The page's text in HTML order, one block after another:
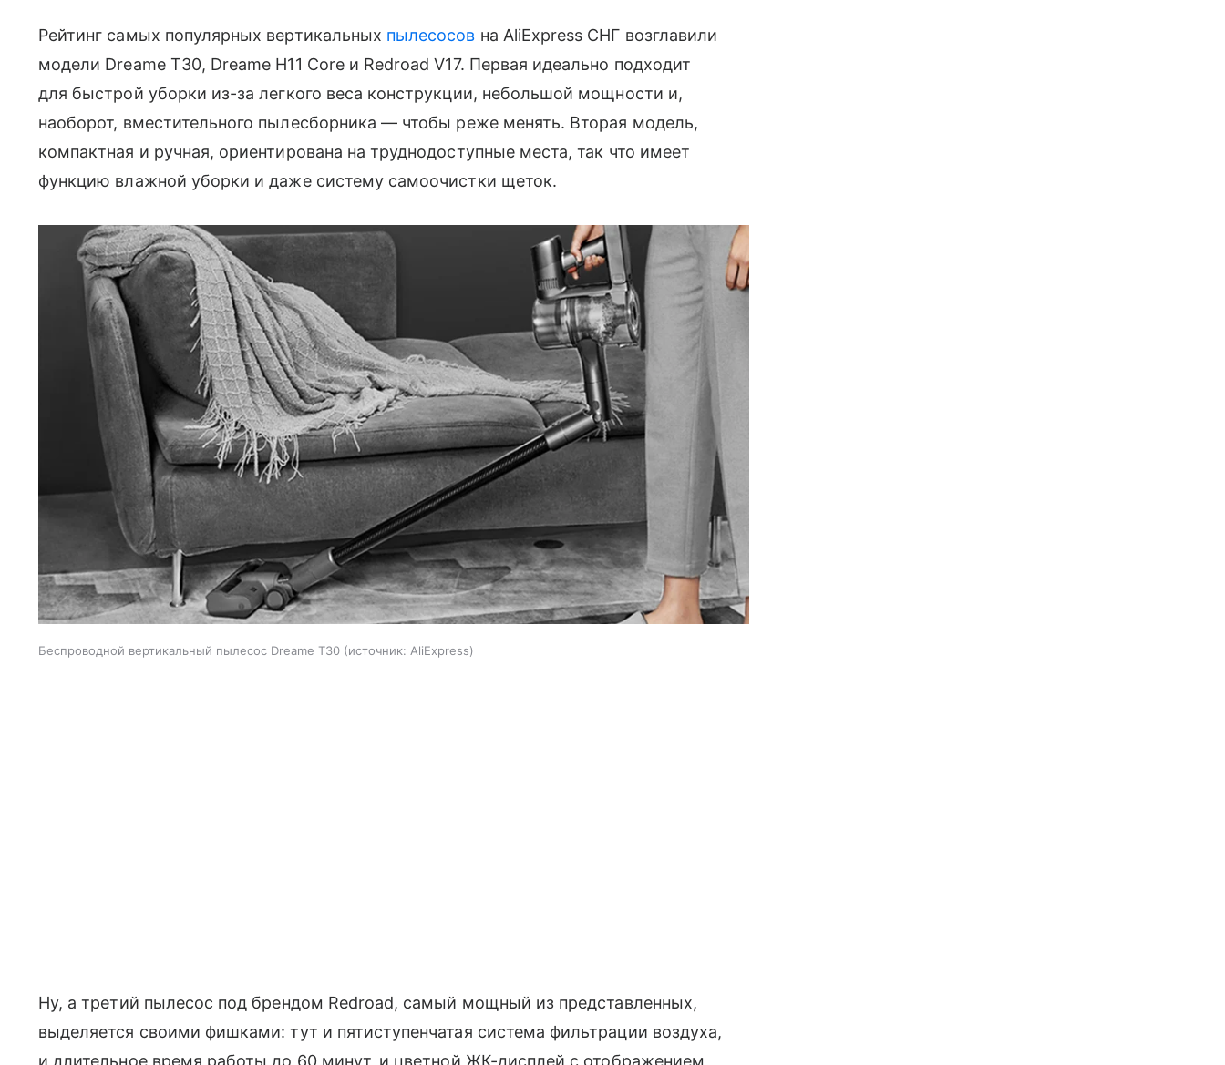
Рейтинг самых популярных вертикальных пылесосов на AliExpress СНГ возглавили
модели Dreame T30, Dreame H11 Core и Redroad V17. Первая идеально подходит
для быстрой уборки из-за легкого веса конструкции, небольшой мощности и,
наоборот, вместительного пылесборника — чтобы реже менять. Вторая модель,
компактная и ручная, ориентирована на труднодоступные места, так что имеет
функцию влажной уборки и даже систему самоочистки щеток.
Беспроводной вертикальный пылесос Dreame T30 источник: AliExpress
Ну, а третий пылесос под брендом Redroad, самый мощный из представленных,
выделяется своими фишками: тут и пятиступенчатая система фильтрации воздуха,
и длительное время работы до 60 минут, и цветной ЖК-дисплей с отображением